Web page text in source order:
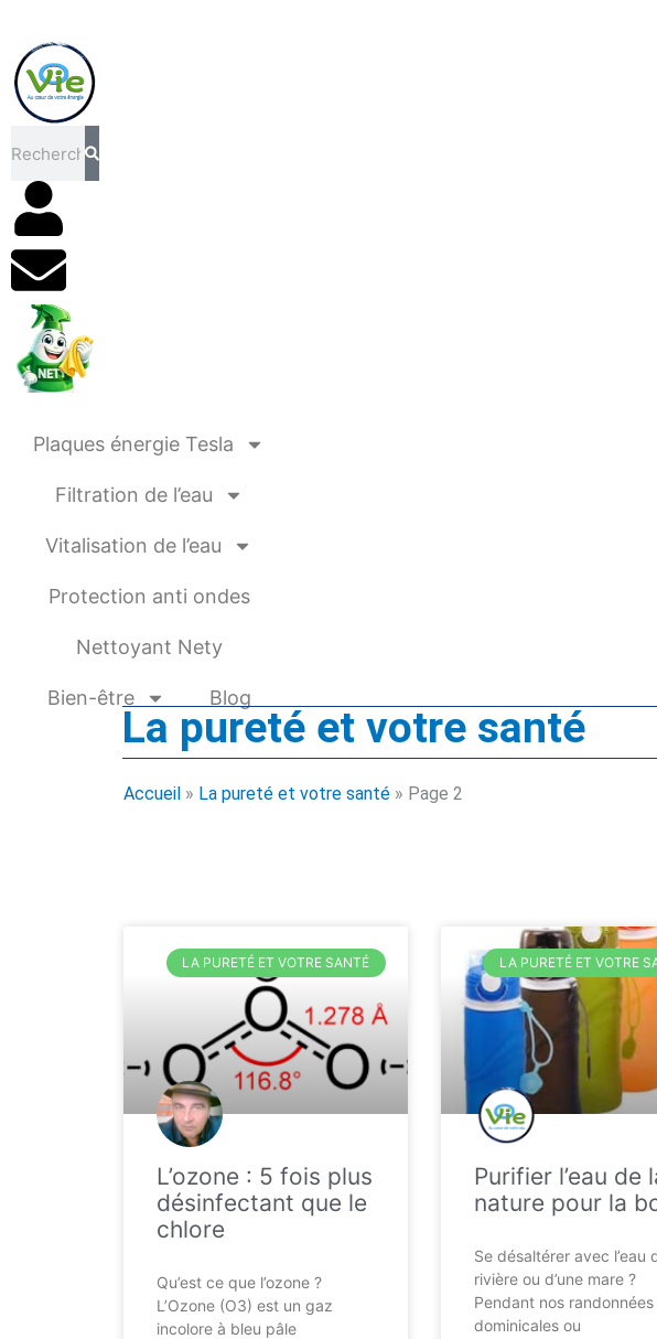
Plaques énergie Tesla
Filtration de l’eau
Vitalisation de l’eau
Protection anti ondes
Nettoyant Nety
Bien-être Blog
La pureté et votre santé
Accueil » La pureté et votre santé » Page 2
LA PURETÉ ET VOTRE SANTÉ
L’ozone : 5 fois plus
désinfectant que le
chlore
Qu’est ce que l’ozone ?
L’Ozone (O3) est un gaz
incolore à bleu pâle
LA PURETÉ ET VOTRE
Purifier l’eau de
nature pour la
Se désaltérer avec l’eau
rivière ou d’une mare ?
Pendant nos randonnées
dominicales ou